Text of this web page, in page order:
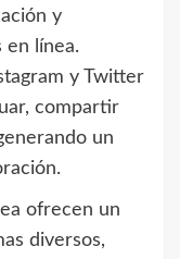
y
en línea.
y Twitter
compartir
un
ofrecen un
diversos,